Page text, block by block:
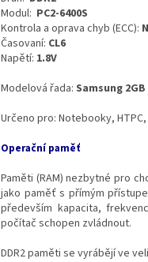
Modul: PC2-6400S
Kontrola a oprava chyb (ECC):
Časovaní: CL6
Napětí: 1.8V
Modelová řada: Samsung 2GB
Určeno pro: Notebooky,
Operační paměť
Paměti (RAM) nezbytné pro
jako paměť s přímým
především kapacita,
počítač schopen zvládnout.
DDR2 paměti se vyrábějí ve